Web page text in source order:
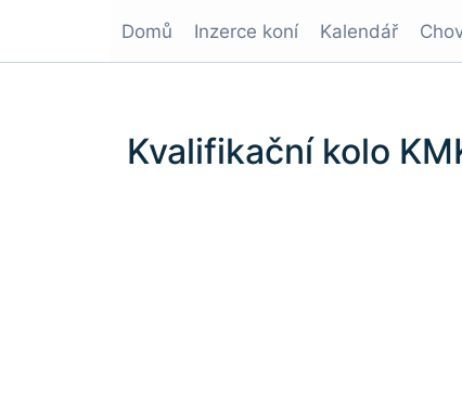
Domů Inzerce koní Kalendář
Kvalifikační kolo